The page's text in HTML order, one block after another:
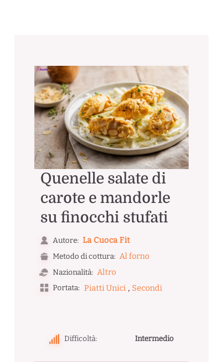
Quenelle salate di
carote e mandorle
su finocchi stufati
Autore: La Cuoca Fit
Metodo di cottura: Al forno
Nazionalità: Altro
Portata: Piatti Unici , Secondi
Difficoltà: Intermedio